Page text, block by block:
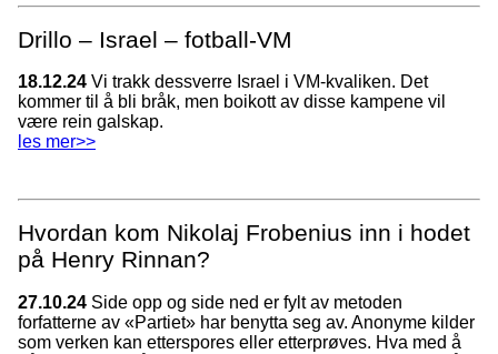
Drillo – Israel – fotball-VM
18.12.24 Vi trakk dessverre Israel i VM-kvaliken. Det
kommer til å bli bråk, men boikott av disse kampene vil
være rein galskap.
les mer>>
Hvordan kom Nikolaj Frobenius inn i hodet
på Henry Rinnan?
27.10.24 Side opp og side ned er fylt av metoden
forfatterne av «Partiet» har benytta seg av. Anonyme kilder
som verken kan etterspores eller etterprøves. Hva med å